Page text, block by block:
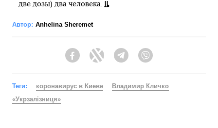
две дозы) два человека.
Автор: Anhelina Sheremet
FacebookTwitter Telegram
Теги: коронавирус в Киеве
Владимир Кличко
«Укрзалізниця»